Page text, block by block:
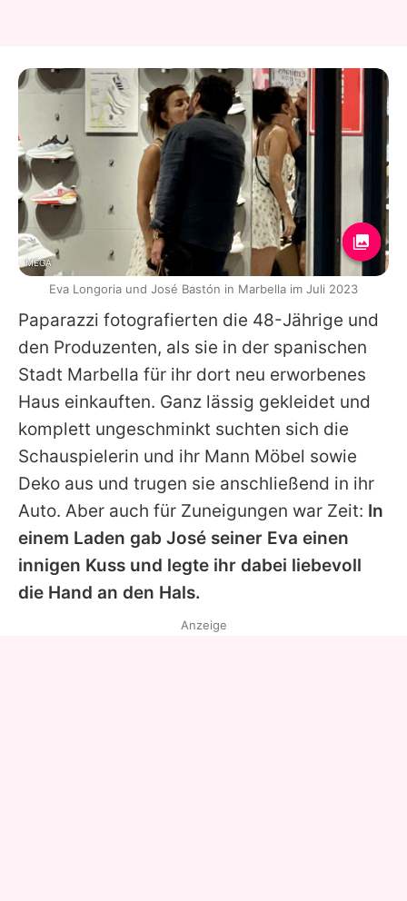
Paparazzi fotografierten die 48-Jährige und
den Produzenten, als sie in der spanischen
Stadt Marbella für ihr dort neu erworbenes
Haus einkauften. Ganz lässig gekleidet und
komplett ungeschminkt suchten sich die
Schauspielerin und ihr Mann Möbel sowie
Deko aus und trugen sie anschließend in ihr
Auto. Aber auch für Zuneigungen war Zeit: In
einem Laden gab José seiner Eva einen
innigen Kuss und legte ihr dabei liebevoll
die Hand an den Hals.
MEGA
Eva Longoria und José Bastón in Marbella im Juli 2023
Anzeige